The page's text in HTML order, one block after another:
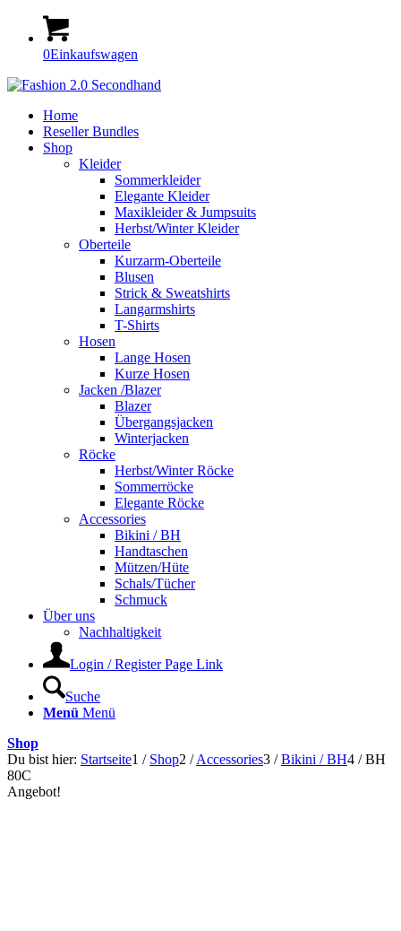
0Einkaufswagen
Home
Reseller Bundles
Shop
Kleider
Sommerkleider
Elegante Kleider
Maxikleider & Jumpsuits
Herbst/Winter Kleider
Oberteile
Kurzarm-Oberteile
Blusen
Strick & Sweatshirts
Langarmshirts
T-Shirts
Hosen
Lange Hosen
Kurze Hosen
Jacken /Blazer
Blazer
Übergangsjacken
Winterjacken
Röcke
Herbst/Winter Röcke
Sommerröcke
Elegante Röcke
Accessories
Bikini / BH
Handtaschen
Mützen/Hüte
Schals/Tücher
Schmuck
Über uns
Nachhaltigkeit
Login / Register Page Link
Suche
Menü Menü
Shop
Du bist hier: Startseite1 / Shop2 / Accessories3 / Bikini / BH4 / BH
80C
Angebot!